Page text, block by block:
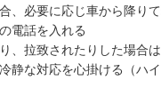
、必要に応じ車から降り
電話を入れる
、拉致されたりした場合
静な対応を心掛ける（ハイ